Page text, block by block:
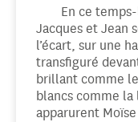
En ce temps-
Jacques et Jean
l’écart, sur une
transfiguré
brillant comme
blancs comme
apparurent